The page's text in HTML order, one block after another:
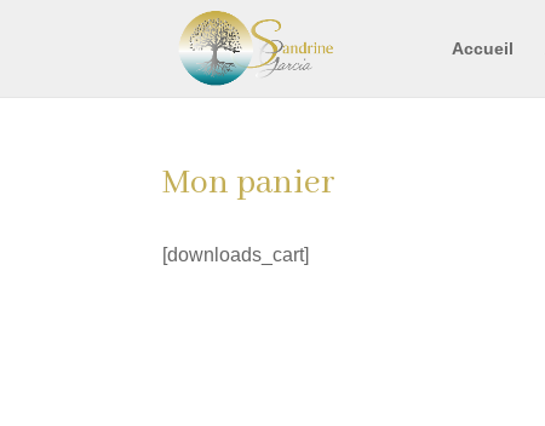
Accueil
Mon panier
[downloads_cart]